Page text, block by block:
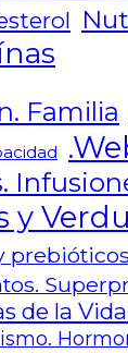
Familia
de la